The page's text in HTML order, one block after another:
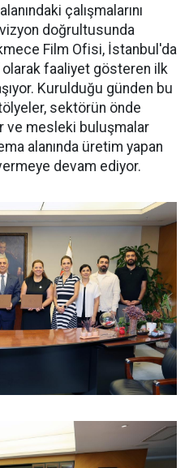
çalışmalarını
vizyon doğrultusunda
Film Ofisi, İstanbul'da
faaliyet gösteren ilk
Kurulduğu günden bu
sektörün önde
ve mesleki buluşmalar
alanında üretim yapan
devam ediyor.